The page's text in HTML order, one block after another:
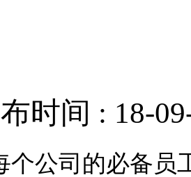
时间 : 18-
个公司的必备员